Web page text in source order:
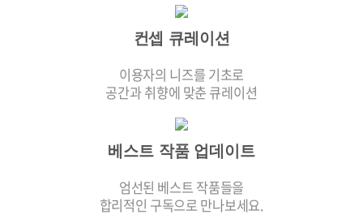
컨셉 큐레이션
이용자의 니즈를 기초로
공간과 취향에 맞춘 큐레이션
베스트 작품 업데이트
엄선된 베스트 작품들을
합리적인 구독으로 만나보세요.